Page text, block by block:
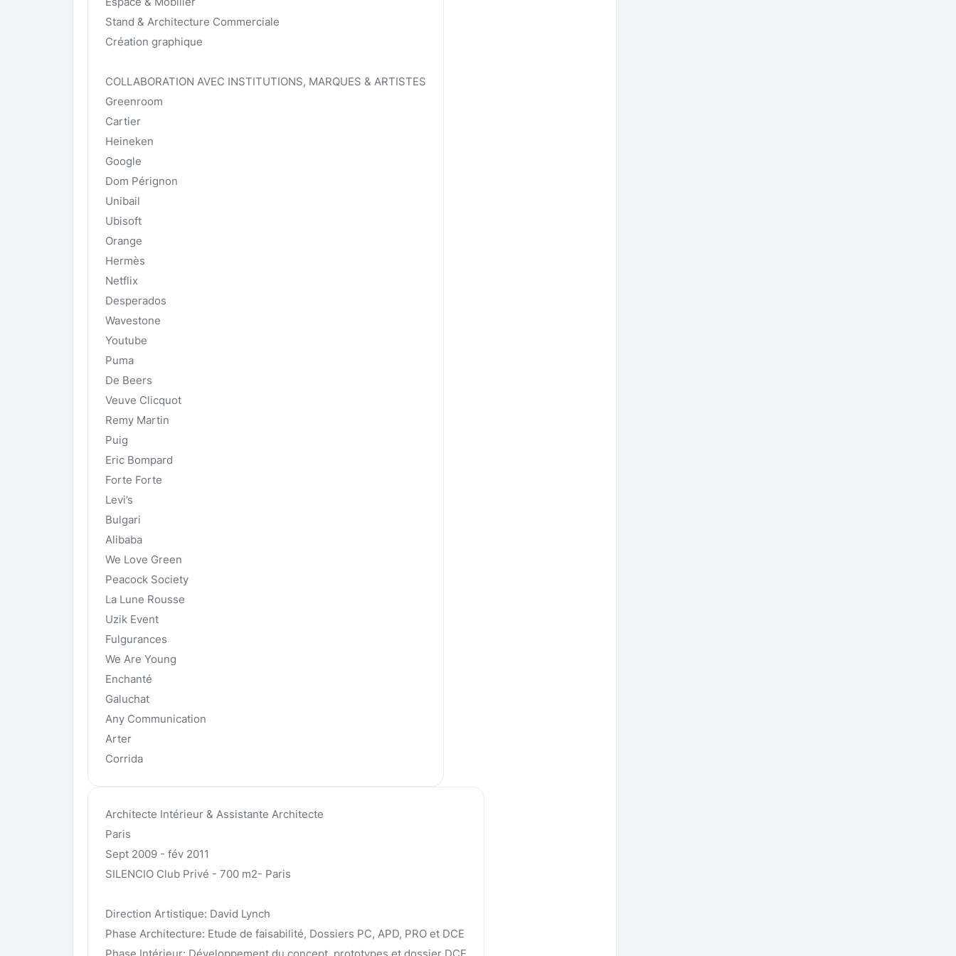
Stand & Architecture Commerciale
Création graphique
COLLABORATION AVEC INSTITUTIONS, MARQUES & ARTISTES
Greenroom
Cartier
Heineken
Google
Dom Pérignon
Unibail
Ubisoft
Orange
Hermès
Netflix
Desperados
Wavestone
Youtube
Puma
De Beers
Veuve Clicquot
Remy Martin
Puig
Eric Bompard
Forte Forte
Levi’s
Bulgari
Alibaba
We Love Green
Peacock Society
La Lune Rousse
Uzik Event
Fulgurances
We Are Young
Enchanté
Galuchat
Any Communication
Arter
Corrida
Architecte Intérieur & Assistante Architecte
Paris
Sept 2009 - fév 2011
SILENCIO Club Privé - 700 m2- Paris
Direction Artistique: David Lynch
Phase Architecture: Etude de faisabilité, Dossiers PC, APD, PRO et DCE